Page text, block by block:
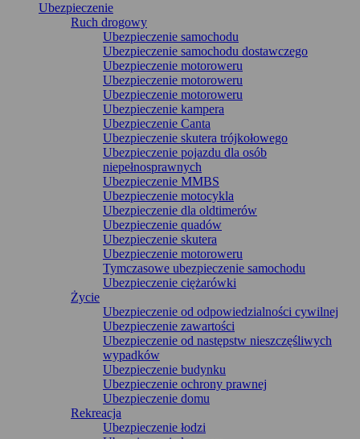
Ubezpieczenie
Ruch drogowy
Ubezpieczenie samochodu
Ubezpieczenie samochodu dostawczego
Ubezpieczenie motoroweru
Ubezpieczenie motoroweru
Ubezpieczenie motoroweru
Ubezpieczenie kampera
Ubezpieczenie Canta
Ubezpieczenie skutera trójkołowego
Ubezpieczenie pojazdu dla osób
niepełnosprawnych
Ubezpieczenie MMBS
Ubezpieczenie motocykla
Ubezpieczenie dla oldtimerów
Ubezpieczenie quadów
Ubezpieczenie skutera
Ubezpieczenie motoroweru
Tymczasowe ubezpieczenie samochodu
Ubezpieczenie ciężarówki
Życie
Ubezpieczenie od odpowiedzialności cywilnej
Ubezpieczenie zawartości
Ubezpieczenie od następstw nieszczęśliwych
wypadków
Ubezpieczenie budynku
Ubezpieczenie ochrony prawnej
Ubezpieczenie domu
Rekreacja
Ubezpieczenie łodzi